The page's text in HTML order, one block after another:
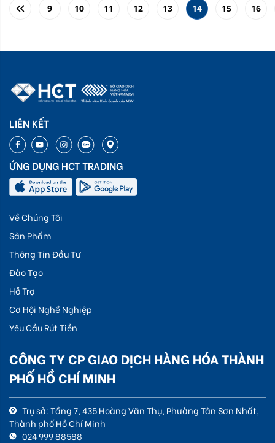
9 10 11 12 13 14 15 16
LIÊN KẾT
ỨNG DỤNG HCT TRADING
Về Chúng Tôi
Sản Phẩm
Thông Tin Đầu Tư
Đào Tạo
Hỗ Trợ
Cơ Hội Nghề Nghiệp
Yêu Cầu Rút Tiền
CÔNG TY CP GIAO DỊCH HÀNG HÓA THÀNH
PHỐ HỒ CHÍ MINH
Trụ sở: Tầng 7, 435 Hoàng Văn Thụ, Phường Tân Sơn Nhất,
Thành phố Hồ Chí Minh
024 999 88588